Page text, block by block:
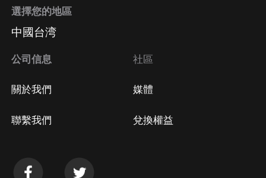
選擇您的地區
中國台湾
公司信息
關於我們
聯繫我們
社區
媒體
兌換權益